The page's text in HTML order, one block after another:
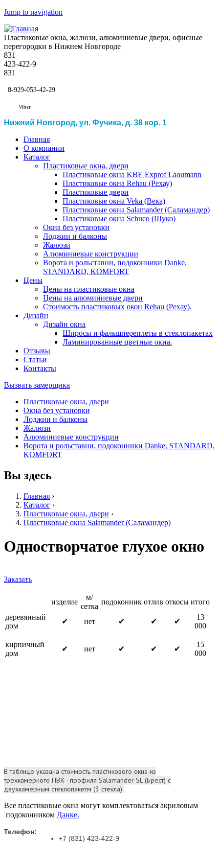
Jump to navigation
Пластиковые окна, жалюзи, алюминиевые двери, офисные
перегородки в Нижнем Новгороде
831
423-422-9
831
8-929-053-42-29
Viber
Нижний Новгород, ул. Фучика, д. 38 кор. 1
Главная
О компании
Каталог
Пластиковые окна, двери
Пластиковые окна KBE Exprof Laoumann
Пластиковые окна Rehau (Рехау)
Пластиковые двери
Пластиковые окна Veka (Века)
Пластиковые окна Salamander (Саламандер)
Пластиковые окна Schuco (Шуко)
Окна без установки
Лоджии и балконы
Жалюзи
Алюминиевые конструкции
Ворота и рольставни, подоконники Danke,
STANDARD, KOMFORT
Цены
Цены на пластиковые окна
Цены на алюминиевые двери
Стоимость пластиковых окон Rehau (Рехау).
Дизайн
Дизайн окна
Шпросы и фальшпереплеты в стеклопакетах
Ламинированные цветные окна.
Отзывы
Статьи
Контакты
Вызвать замерщика
Пластиковые окна, двери
Окна без установки
Лоджии и балконы
Жалюзи
Алюминиевые конструкции
Ворота и рольставни, подоконники Danke, STANDARD,
KOMFORT
Вы здесь
Главная ›
Каталог ›
Пластиковые окна, двери ›
Пластиковые окна Salamander (Саламандер)
Одностворчатое глухое окно
Заказать
изделие
м/
сетка
подоконник отлив откосы итого
деревянный
дом
✔ нет ✔ ✔ ✔
13
000
кирпичный
дом
✔ нет ✔ ✔ ✔
15
000
В таблице указана стоимость пластикового окна из
трехкамерного ПВХ - профиля Salamander SL (Брест) с
двухкамерным стеклопакетм (3 стекла).
Все пластиковые окна могут комплектоваться акриловым
подоконником Данке.
Телефон:
+7 (831) 423-422-9